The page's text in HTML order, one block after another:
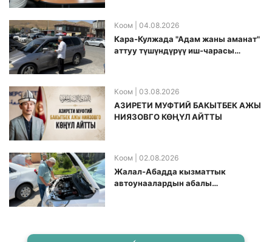
Коом | 04.08.2026
Кара-Кулжада "Адам жаны аманат"
аттуу түшүндүрүү иш-чарасы
Коом | 03.08.2026
АЗИРЕТИ МУФТИЙ БАКЫТБЕК АЖЫ
НИЯЗОВГО КӨҢҮЛ АЙТТЫ
Коом | 02.08.2026
Жалал-Абадда кызматтык
автоунаалардын абалы